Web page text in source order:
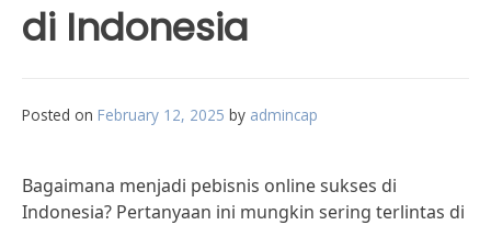
di Indonesia
Posted on February 12, 2025 by admincap
Bagaimana menjadi pebisnis online sukses di
Indonesia? Pertanyaan ini mungkin sering terlintas di